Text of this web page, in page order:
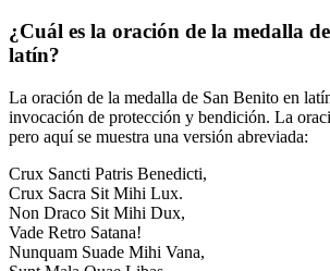
¿Cuál es la oración de la medalla
latín?
La oración de la medalla de San Benito en
invocación de protección y bendición. La
pero aquí se muestra una versión abreviada:
Crux Sancti Patris Benedicti,
Crux Sacra Sit Mihi Lux.
Non Draco Sit Mihi Dux,
Vade Retro Satana!
Nunquam Suade Mihi Vana,